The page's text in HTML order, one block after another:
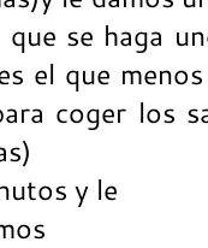
que se haga
el que
coger los
y le